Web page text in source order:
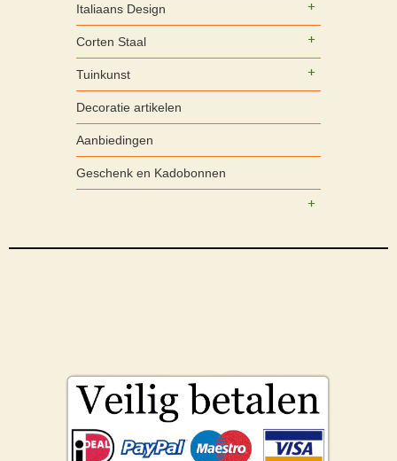
Italiaans Design
Corten Staal
Tuinkunst
Decoratie artikelen
Aanbiedingen
Geschenk en Kadobonnen